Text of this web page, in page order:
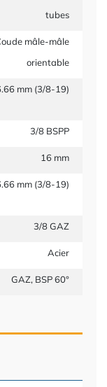
tubes
mâle-mâle
orientable
mm (3/8-19)
3/8 BSPP
16 mm
mm (3/8-19)
3/8 GAZ
Acier
GAZ, BSP 60°